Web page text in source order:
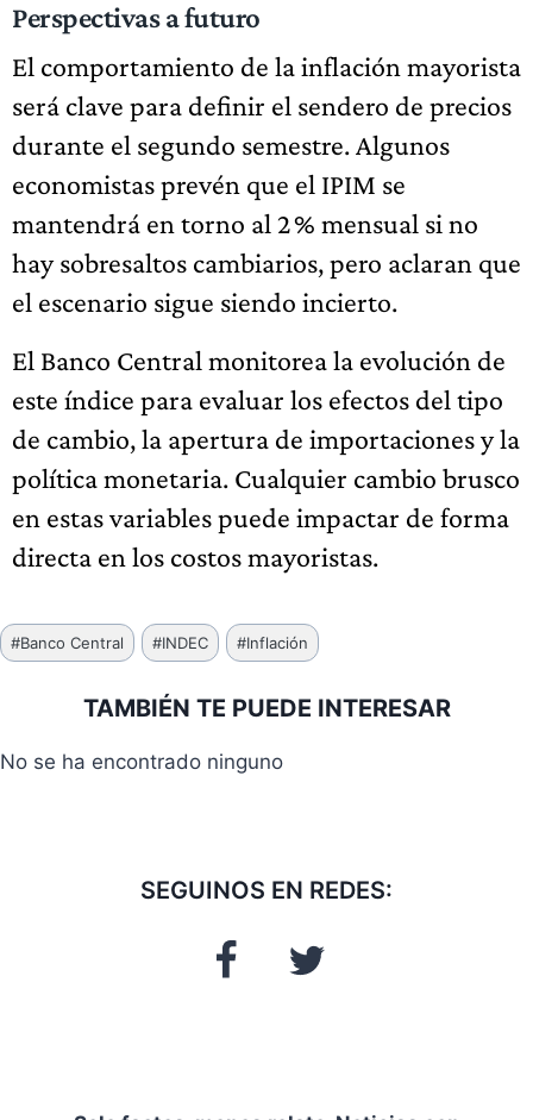
Perspectivas a futuro
El comportamiento de la inflación mayorista
será clave para definir el sendero de precios
durante el segundo semestre. Algunos
economistas prevén que el IPIM se
mantendrá en torno al 2 % mensual si no
hay sobresaltos cambiarios, pero aclaran que
el escenario sigue siendo incierto.
El Banco Central monitorea la evolución de
este índice para evaluar los efectos del tipo
de cambio, la apertura de importaciones y la
política monetaria. Cualquier cambio brusco
en estas variables puede impactar de forma
directa en los costos mayoristas.
Etiquetas
de
#Banco Central #INDEC #Inflación
TAMBIÉN TE PUEDE INTERESAR
No se ha encontrado ninguno
SEGUINOS EN REDES: